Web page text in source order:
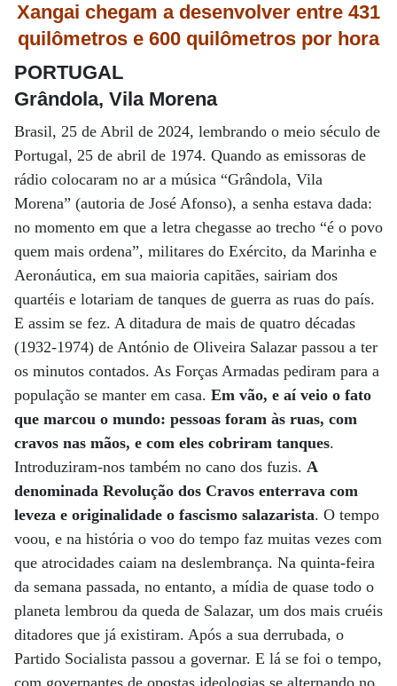
Xangai chegam a desenvolver entre 431
quilômetros e 600 quilômetros por hora
PORTUGAL
Grândola, Vila Morena
Brasil, 25 de Abril de 2024, lembrando o meio século de
Portugal, 25 de abril de 1974. Quando as emissoras de
rádio colocaram no ar a música “Grândola, Vila
Morena” (autoria de José Afonso), a senha estava dada:
no momento em que a letra chegasse ao trecho “é o povo
quem mais ordena”, militares do Exército, da Marinha e
Aeronáutica, em sua maioria capitães, sairiam dos
quartéis e lotariam de tanques de guerra as ruas do país.
E assim se fez. A ditadura de mais de quatro décadas
(1932-1974) de António de Oliveira Salazar passou a ter
os minutos contados. As Forças Armadas pediram para a
população se manter em casa. Em vão, e aí veio o fato
que marcou o mundo: pessoas foram às ruas, com
cravos nas mãos, e com eles cobriram tanques.
Introduziram-nos também no cano dos fuzis. A
denominada Revolução dos Cravos enterrava com
leveza e originalidade o fascismo salazarista. O tempo
voou, e na história o voo do tempo faz muitas vezes com
que atrocidades caiam na deslembrança. Na quinta-feira
da semana passada, no entanto, a mídia de quase todo o
planeta lembrou da queda de Salazar, um dos mais cruéis
ditadores que já existiram. Após a sua derrubada, o
Partido Socialista passou a governar. E lá se foi o tempo,
com governantes de opostas ideologias se alternando no